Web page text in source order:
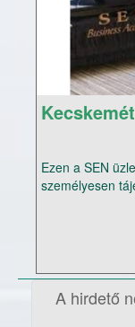
Ezen a SEN
személyesen
Utazási
Nem baj ha
dolgozni, lehet
A hirdető